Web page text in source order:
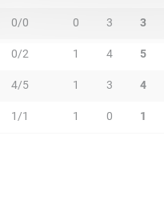
0/0 0 3 3
0/2 1 4 5
4/5 1 3 4
1/1 1 0 1